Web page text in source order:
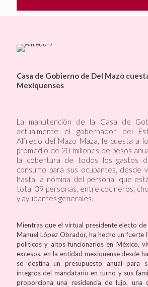
Casa de Gobierno de Del Mazo
Mexiquenses
La manutención de la Casa de
actualmente el gobernador del
Alfredo del Mazo Maza, le cuesta a
promedio de 20 millones de pesos
la cobertura de todos los gastos
consumo para sus ocupantes, desde
hasta la nómina del personal que
total 39 personas, entre cocineros,
y ayudantes generales.
Mientras que el virtual presidente electo de
Manuel López Obrador, ha hecho un fuerte
políticos y altos funcionarios en México,
excesos, en la entidad mexiquense desde
se destina un presupuesto anual para
íntegros del mandatario en turno y sus
proporciona una residencia de lujo, una